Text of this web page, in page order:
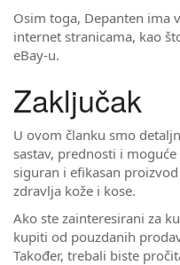
Osim toga, Depanten ima
internet stranicama, kao
eBay-u.
Zaključak
U ovom članku smo
sastav, prednosti i
siguran i efikasan
zdravlja kože i kose.
Ako ste zainteresirani za
kupiti od pouzdanih
Također, trebali biste